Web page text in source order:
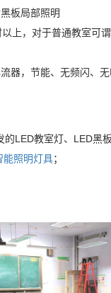
板局部照明
上，对于普通教室可
器，节能、无频闪、
的LED教室灯、LED黑
能照明灯具；